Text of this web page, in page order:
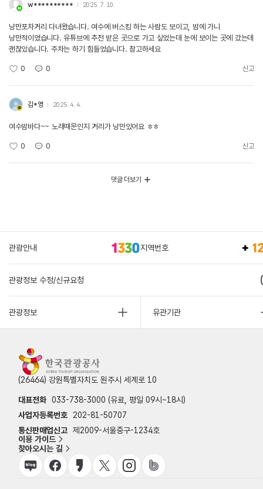
w********** 2025. 7. 10.
낭만포차거리 다녀왔습니다. 여수에 버스킹 하는 사람도 보이고, 밤에 가니
낭만적이였습니다. 유튜브에 추천 받은 곳으로 가고 싶었는데 눈에 보이는 곳에 갔는데
괜찮았습니다. 주차는 하기 힘들었습니다. 참고하세요
0 0 신고
김*영 2025. 4. 4.
여수밤바다~~ 노래때문인지 거리가 낭만있어요 ㅎㅎ
0 0 신고
댓글 더보기
관광안내 지역번호
관광정보 수정/신규요청
관광정보 유관기관
(26464) 강원특별자치도 원주시 세계로 10
대표전화 033-738-3000 (유료, 평일 09시~18시)
사업자등록번호
202-81-50707
통신판매업신고 제2009-서울중구-1234호
이용 가이드
찾아오시는 길